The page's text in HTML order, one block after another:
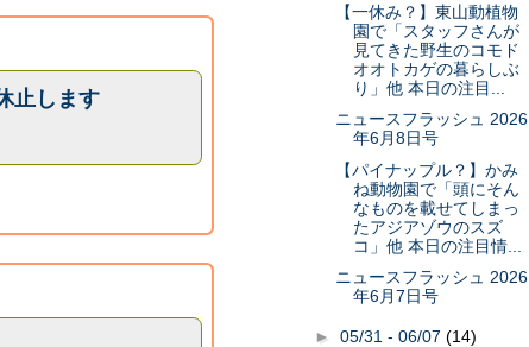
止します
【一休み？】東山動植物
園で「スタッフさんが
見てきた野生のコモド
オオトカゲの暮らしぶ
り」他 本日の注目...
ニュースフラッシュ 2026
年6月8日号
【パイナップル？】かみ
ね動物園で「頭にそん
なものを載せてしまっ
たアジアゾウのスズ
コ」他 本日の注目情...
ニュースフラッシュ 2026
年6月7日号
► 05/31 - 06/07 (14)